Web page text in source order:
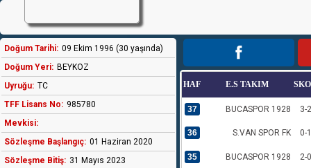
Doğum Tarihi: 09 Ekim 1996 (30 yaşında)
Doğum Yeri: BEYKOZ
Uyruğu: TC
TFF Lisans No: 985780
Mevkisi:
Sözleşme Başlangıç: 01 Haziran 2020
Sözleşme Bitiş: 31 Mayıs 2023
HAF E.S TAKIM
37 BUCASPOR 1928 3-2
36 S.VAN SPOR FK 0-1
35 BUCASPOR 1928 2-0